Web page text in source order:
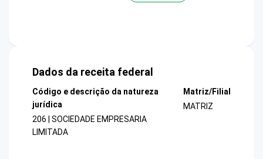
Dados da receita federal
Código e descrição da natureza
jurídica
206 | SOCIEDADE EMPRESARIA
LIMITADA
Matriz/Filial
MATRIZ